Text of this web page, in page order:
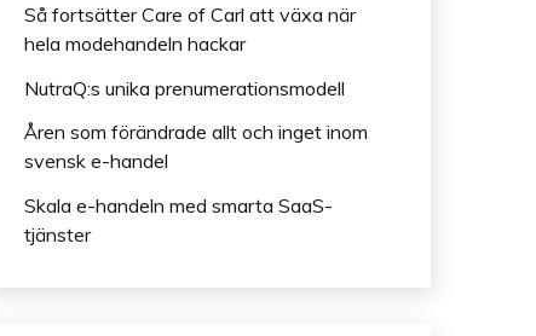
Så fortsätter Care of Carl att växa när
hela modehandeln hackar
NutraQ:s unika prenumerationsmodell
Åren som förändrade allt och inget inom
svensk e-handel
Skala e-handeln med smarta SaaS-
tjänster